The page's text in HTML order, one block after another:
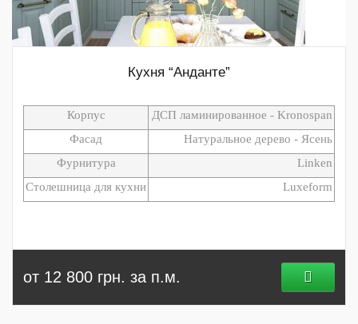
Кухня “Анданте”
от 12 800 грн. за п.м.
Корпус
ДСП ламинированное - Kronospan
Фасад
Натуральное дерево - Ясень
Фурнитура
Linken
Столешница для кухни
Luxeform